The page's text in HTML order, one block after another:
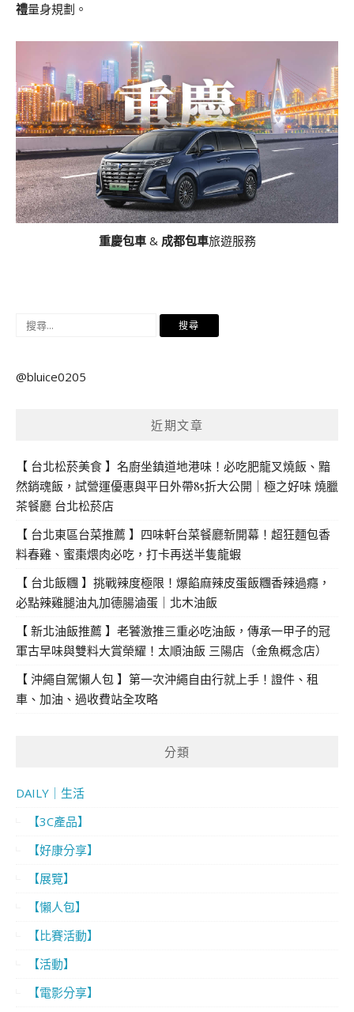
禮量身規劃。
重慶包車& 成都包車旅遊服務
搜
鍵
@bluice0205
近期文章
【 台北松菸美食 】名廚坐鎮道地港味！必吃肥龍叉燒飯、黯
然銷魂飯，試營運優惠與平日外帶85折大公開｜極之好味 燒臘
茶餐廳 台北松菸店
【 台北東區台菜推薦 】四味軒台菜餐廳新開幕！超狂麵包香
料春雞、蜜棗煨肉必吃，打卡再送半隻龍蝦
【 台北飯糰 】挑戰辣度極限！爆餡麻辣皮蛋飯糰香辣過癮，
必點辣雞腿油丸加德腸滷蛋｜北木油飯
【 新北油飯推薦 】老饕激推三重必吃油飯，傳承一甲子的冠
軍古早味與雙料大賞榮耀！太順油飯 三陽店（金魚概念店）
【 沖繩自駕懶人包 】第一次沖繩自由行就上手！證件、租
車、加油、過收費站全攻略
分類
DAILY｜生活
【3C產品】
【好康分享】
【展覽】
【懶人包】
【比賽活動】
【活動】
【電影分享】